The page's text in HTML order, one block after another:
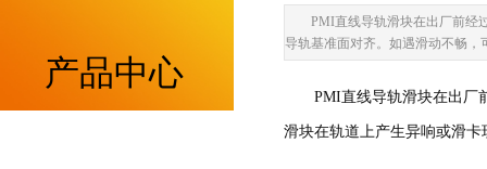
PMI直线导轨滑块在出厂前经
导轨基准面对齐。如遇滑动不畅
PMI直线导轨滑块在出厂
滑块在轨道上产生异响或滑
产品中心